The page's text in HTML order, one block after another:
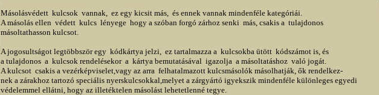
Másolásvédett  kulcsok  vannak,  ez egy kicsit más,  és ennek vannak mindenféle kategóriái.
A másolás ellen  védett  kulcs  lényege  hogy a szóban forgó zárhoz senki  más, csakis a  tulajdonos
másoltathasson kulcsot.
A jogosultságot legtöbbször egy  kódkártya jelzi,  ez tartalmazza a  kulcsokba ütött  kódszámot is, és
a tulajdonos  a  kulcsok rendelésekor  a  kártya bemutatásával  igazolja  a másoltatáshoz  való jogát.
A kulcsot  csakis a vezérképviselet,vagy az arra  felhatalmazott kulcsmásolók másolhatják, ők rendelkez-
nek a zárakhoz tartozó speciális nyerskulcsokkal,melyet a zárgyártó igyekszik mindenféle különleges egyedi
védelemmel ellátni, hogy az illetéktelen másolást lehetetlenné tegye.